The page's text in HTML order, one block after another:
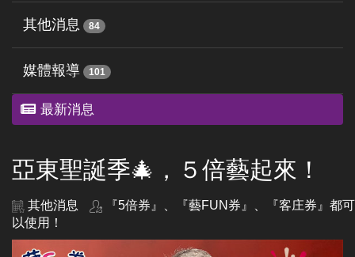
其他消息 84
媒體報導 101
最新消息
亞東聖誕季🎄，５倍藝起來！
其他消息
『5倍券』、『藝FUN券』、『客庄券』都可
以使用！